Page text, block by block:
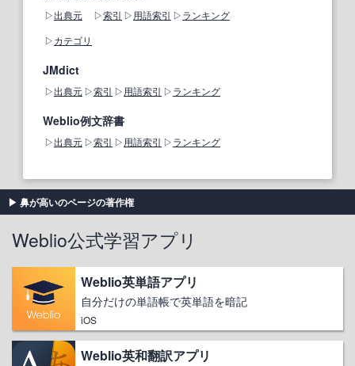
出典元 索引 用語索引
ランキング
カテゴリ
JMdict
出典元 索引 用語索引 ランキング
Weblio例文辞書
出典元 索引 用語索引 ランキング
鼻が高いのページの著作権
Weblio公式学習アプリ
Weblio英単語アプリ
自分だけの単語帳で英単語を暗記
iOS
Weblio英和翻訳アプリ